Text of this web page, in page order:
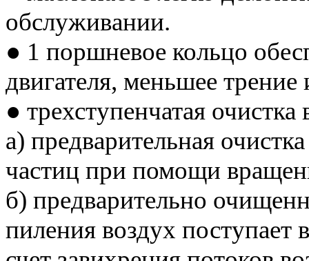
обслуживании.
● 1 поршневое кольцо
двигателя, меньшее
● трехступенчатая очистка
а) предварительная
частиц при помощи
б) предварительно
пиления воздух поступает